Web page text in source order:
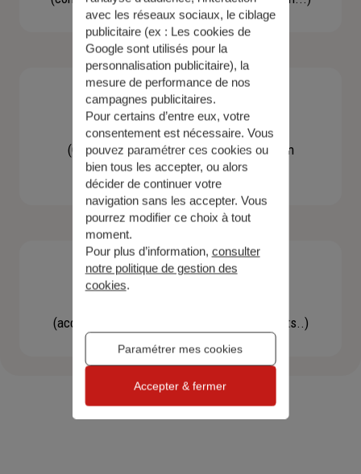
Contacter un agent
(Obtenir un devis, une information, faire un
bilan...)
(accéder à l'espace client, gérer mes contrats..)
avec les réseaux sociaux, le ciblage
publicitaire (ex : Les cookies de
Google sont utilisés pour la
personnalisation publicitaire), la
mesure de performance de nos
campagnes publicitaires.
Pour certains d’entre eux, votre
consentement est nécessaire. Vous
pouvez paramétrer ces cookies ou
bien tous les accepter, ou alors
décider de continuer votre
navigation sans les accepter. Vous
pourrez modifier ce choix à tout
moment.
Pour plus d’information, consulter
notre politique de gestion des
cookies.
Paramétrer mes cookies
Accepter & fermer